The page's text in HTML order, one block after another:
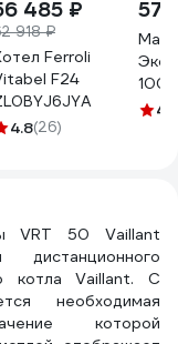
485 ₽
918 ₽
Ferroli
F24
4.8(26)
4.9
VRT 50 Vaillant
котла Vaillant. С
необходимая
которой